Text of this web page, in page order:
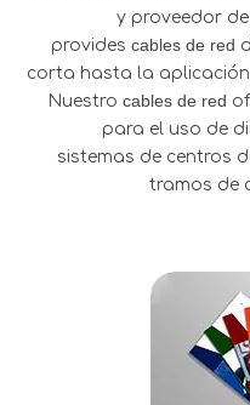
y proveedor
provides cables de red
corta hasta la
Nuestro cables de red
para el uso de
sistemas de centros
tramos de